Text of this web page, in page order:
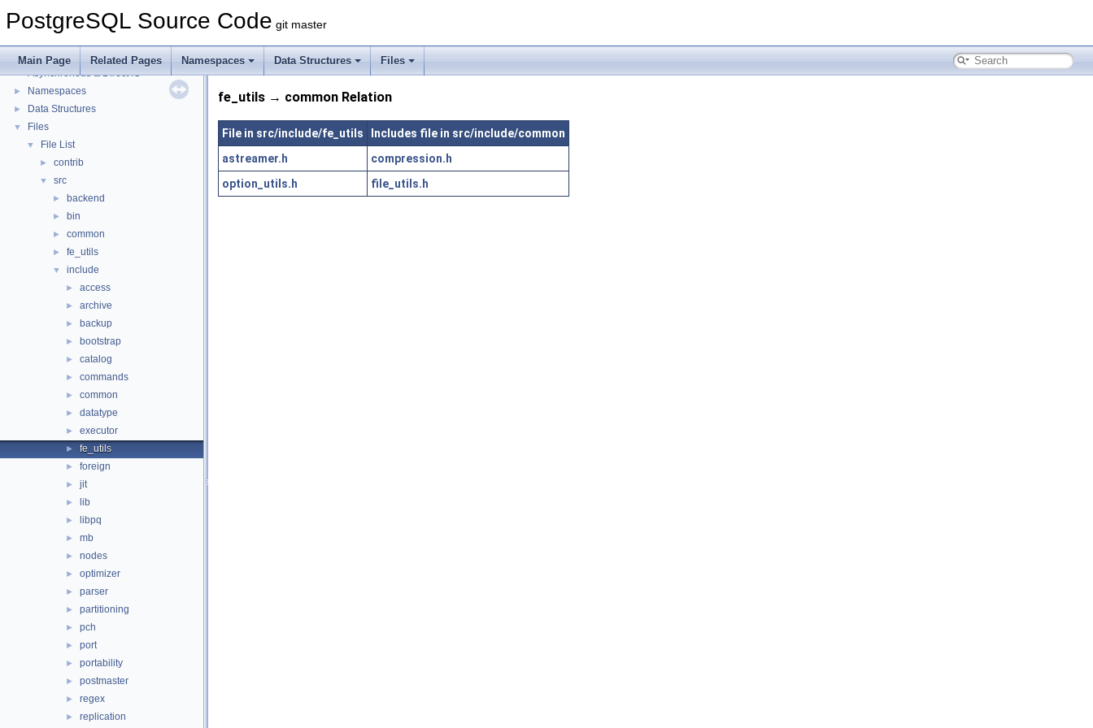
PostgreSQL Source Code git master
Main Page Related Pages Namespaces Data Structures Files
PostgreSQL Database Management System
Asynchronous & Direct IO
► Namespaces
► Data Structures
▼ Files
▼ File List
► contrib
▼ src
► backend
► bin
► common
► fe_utils
▼ include
► access
► archive
► backup
► bootstrap
► catalog
► commands
► common
► datatype
► executor
► fe_utils
► foreign
► jit
► lib
► libpq
► mb
► nodes
► optimizer
► parser
► partitioning
► pch
► port
► portability
► postmaster
► regex
► replication
fe_utils → common Relation
File in src/include/fe_utils
Includes file in src/include/common
astreamer.h
compression.h
option_utils.h
file_utils.h